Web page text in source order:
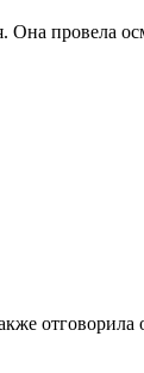
провела